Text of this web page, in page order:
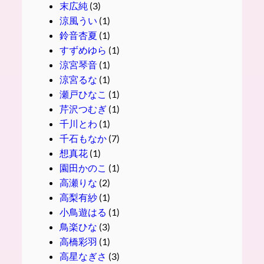
末広純(3)
涼風うい (1)
鈴音杏夏 (1)
すずめゆら (1)
涼宮琴音(1)
涼宮るな (1)
瀬戸ひなこ (1)
芹沢つむぎ(1)
千川とわ (1)
千石もなか(7)
想真花(1)
園田かのこ (1)
高瀬りな (2)
高梨有紗(1)
小鳥遊はる (1)
鳥楽ひな (3)
高橋彩羽 (1)
高星なぎさ (3)